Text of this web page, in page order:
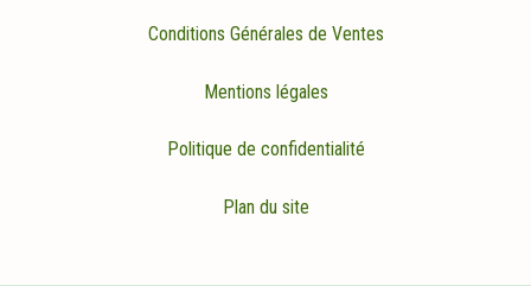
Conditions Générales de Ventes
Mentions légales
Politique de confidentialité
Plan du site